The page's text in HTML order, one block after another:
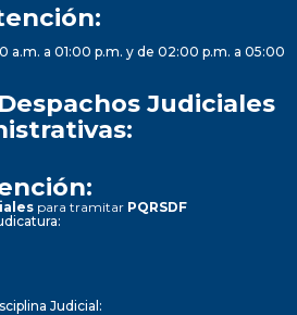
a.m. a 01:00 p.m. y de 02:00 p.m. a 05:00
Judiciales
para tramitar PQRSDF
Judicial: